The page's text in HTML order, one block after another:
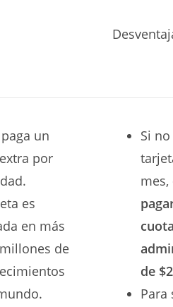
un
por
es
en más
de
Si
mes,
de
Para